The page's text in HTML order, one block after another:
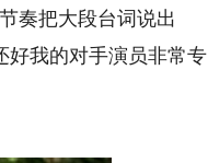
奏把大段台词说出
好我的对手演员非常专